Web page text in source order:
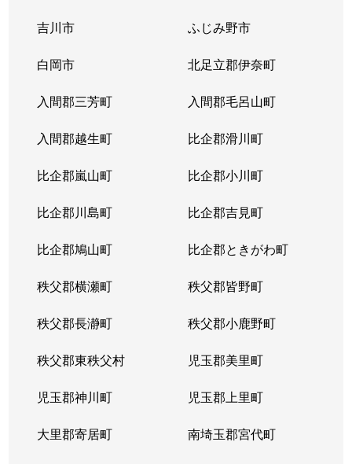
吉川市 ふじみ野市
白岡市 北足立郡伊奈町
入間郡三芳町 入間郡毛呂山町
入間郡越生町 比企郡滑川町
比企郡嵐山町 比企郡小川町
比企郡川島町 比企郡吉見町
比企郡鳩山町 比企郡ときがわ町
秩父郡横瀬町 秩父郡皆野町
秩父郡長瀞町 秩父郡小鹿野町
秩父郡東秩父村 児玉郡美里町
児玉郡神川町 児玉郡上里町
大里郡寄居町 南埼玉郡宮代町